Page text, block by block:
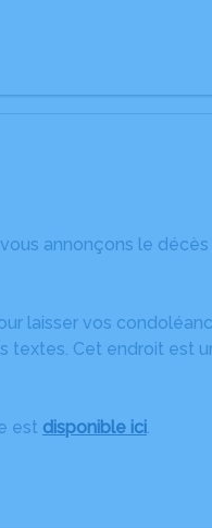
annonçons le
laisser vos
Cet endroit est
est disponible ici.